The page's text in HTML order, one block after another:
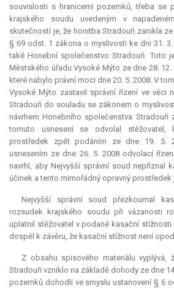
souvislosti s hranicemi pozemků, třeba se
krajského soudu uvedeným v
skutečností je, že honitba Stradouň zanikla
§ 69 odst. 1 zákona o myslivosti ke dni 31.
také Honební společenstvo Stradouň. Toto
Městského úřadu Vysoké Mýto ze dne 28. 12.
které nabylo právní moci dne 20. 5. 2008. V
Vysoké Mýto zastavil správní řízení ve věci
Stradouň do souladu se zákonem o
návrhem Honebního společenstva Stradouň
tomuto usnesení se odvolal stěžovatel,
prostředek zpět podáním ze dne 19. 5.
usnesením ze dne 26. 5. 2008 odvolací
navrhl, aby Nejvyšší správní soud nepřiznal
účinek a tento mimořádný opravný
Nejvyšší správní soud přezkoumal
rozsudek krajského soudu při vázanosti
uplatnil stěžovatel v podané kasační stížnosti
dospěl k závěru, že kasační stížnost není
Z obsahu spisového materiálu vyplývá,
Stradouň vzniklo na základě dohody ze dne
pozemků dohodli ve smyslu ustanovení § 6